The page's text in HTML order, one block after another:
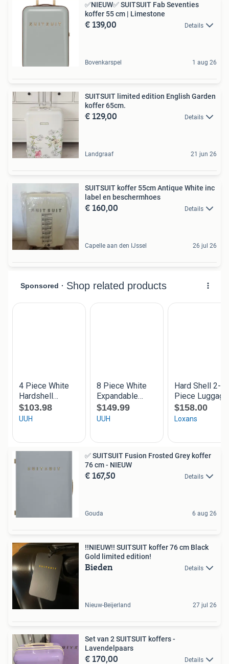
✅NIEUW✅ SUITSUIT Fab Seventies
koffer 55 cm | Limestone
€ 139,00 Details
Bovenkarspel 1 aug 26
SUITSUIT limited edition English Garden
koffer 65cm.
€ 129,00 Details
Landgraaf 21 jun 26
SUITSUIT koffer 55cm Antique White inc
label en beschermhoes
€ 160,00 Details
Capelle aan den IJssel 26 jul 26
✅ SUITSUIT Fusion Frosted Grey koffer
76 cm - NIEUW
€ 167,50 Details
Gouda 6 aug 26
!!NIEUW!! SUITSUIT koffer 76 cm Black
Gold limited edition!
Bieden Details
Nieuw-Beijerland 27 jul 26
Set van 2 SUITSUIT koffers -
Lavendelpaars
€ 170,00 Details